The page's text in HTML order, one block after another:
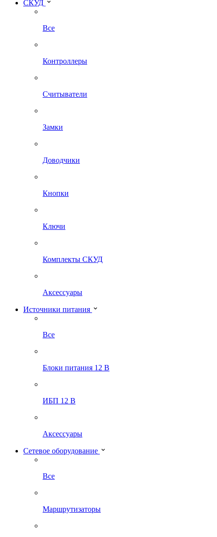
СКУД
Все
Контроллеры
Считыватели
Замки
Доводчики
Кнопки
Ключи
Комплекты СКУД
Аксессуары
Источники питания
Все
Блоки питания 12 В
ИБП 12 В
Аксессуары
Сетевое оборудование
Все
Маршрутизаторы